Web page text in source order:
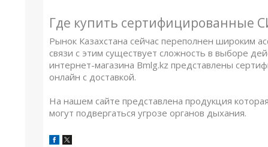
Где купить сертифицированные
Рынок Казахстана сейчас переполнен широким
связи с этим существует сложность в выборе
интернет-магазина Bmlg.kz представлены
онлайн с доставкой.
На нашем сайте представлена продукция
могут подвергаться угрозе органов дыхания.